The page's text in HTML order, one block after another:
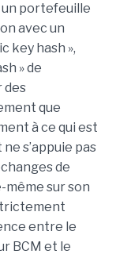
portefeuille
avec un
key hash »,
» de
des
que
à ce qui est
s’appuie pas
de
même sur son
entre le
BCM et le